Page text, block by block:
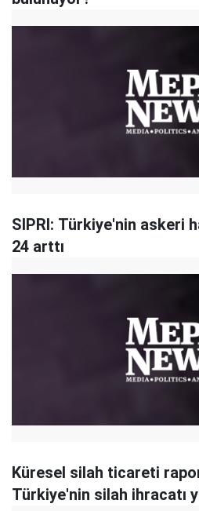
SIPRI: Türkiye'nin askeri
24 arttı
Küresel silah ticareti
Türkiye'nin silah ihracatı